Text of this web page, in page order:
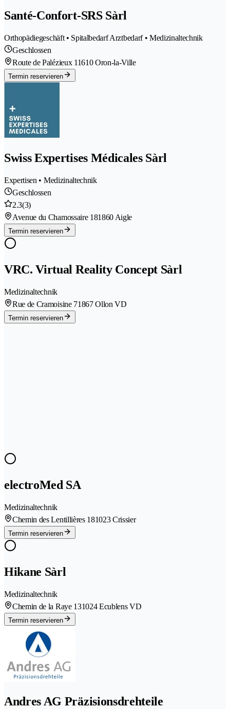
Santé-Confort-SRS Sàrl
Orthopädiegeschäft • Spitalbedarf Arztbedarf • Medizinaltechnik
Geschlossen
Route de Palézieux 11610 Oron-la-Ville
Termin reservieren
Swiss Expertises Médicales Sàrl
Expertisen • Medizinaltechnik
Geschlossen
2.3(3)
Avenue du Chamossaire 181860 Aigle
Termin reservieren
VRC. Virtual Reality Concept Sàrl
Medizinaltechnik
Rue de Cramoisine 71867 Ollon VD
Termin reservieren
electroMed SA
Medizinaltechnik
Chemin des Lentillières 181023 Crissier
Termin reservieren
Hikane Sàrl
Medizinaltechnik
Chemin de la Raye 131024 Ecublens VD
Termin reservieren
Andres AG Präzisionsdrehteile